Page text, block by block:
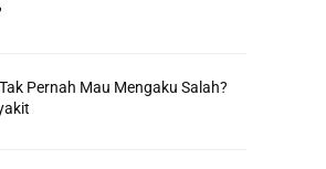
Pernah Mau Mengaku Salah?